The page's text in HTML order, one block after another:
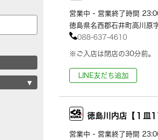
営業中 - 営業終了時間
徳島県名西郡石井町高川原
088-637-4610
※ご入店は閉店の30分前。
LINE友だち追加
徳島川内店【１皿
営業中 - 営業終了時間